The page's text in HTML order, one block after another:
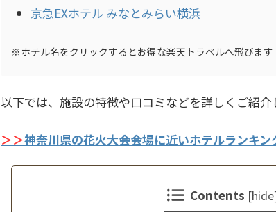
京急EXホテル みなとみらい横浜
※ホテル名をクリックするとお得な楽天トラベルへ飛びます
以下では、施設の特徴や口コミなどを詳しくご紹介
＞＞神奈川県の花火大会会場に近いホテルランキン
Contents [hide